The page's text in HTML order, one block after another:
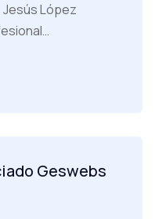
López
Geswebs